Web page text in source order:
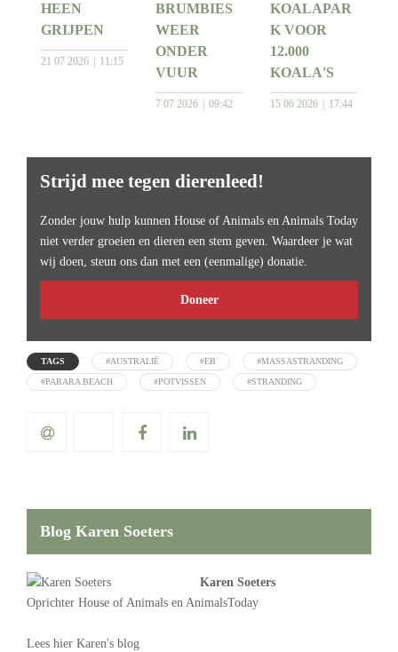
HEEN
GRIJPEN
21 07 2026 11:15
BRUMBIES
WEER
ONDER
VUUR
7 07 2026 09:42
KOALAPAR
K VOOR
12.000
KOALA'S
15 06 2026 17:44
Strijd mee tegen dierenleed!
Zonder jouw hulp kunnen House of Animals en Animals Today
niet verder groeien en dieren een stem geven. Waardeer je wat
wij doen, steun ons dan met een (eenmalige) donatie.
Doneer
TAGS #AUSTRALIË #EB #MASSASTRANDING
#PARARA BEACH #POTVISSEN #STRANDING
Blog Karen Soeters
Karen Soeters
Oprichter House of Animals en AnimalsToday
Lees hier Karen's blog